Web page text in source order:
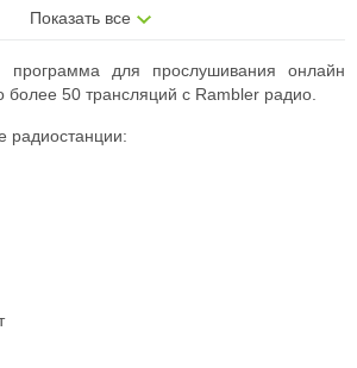
Показать все
программа для прослушивания онлайн
более 50 трансляций с Rambler радио.
радиостанции: